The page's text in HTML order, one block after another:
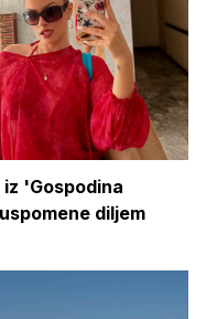
'Gospodina
diljem